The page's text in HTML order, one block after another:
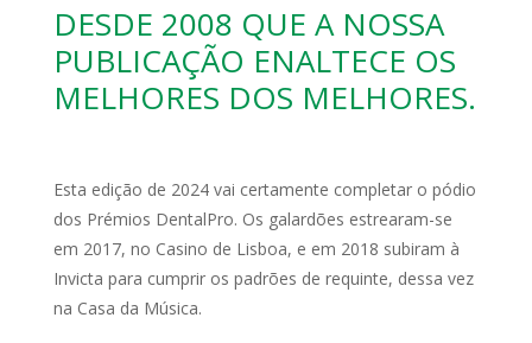
DESDE 2008 QUE A NOSSA
PUBLICAÇÃO ENALTECE OS
MELHORES DOS MELHORES.
Esta edição de 2024 vai certamente completar o pódio
dos Prémios DentalPro. Os galardões estrearam-se
em 2017, no Casino de Lisboa, e em 2018 subiram à
Invicta para cumprir os padrões de requinte, dessa vez
na Casa da Música.